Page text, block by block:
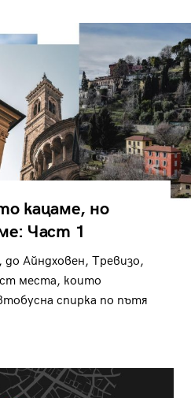
кацаме, но
Част 1
Айндховен, Тревизо,
места, които
спирка по пътя